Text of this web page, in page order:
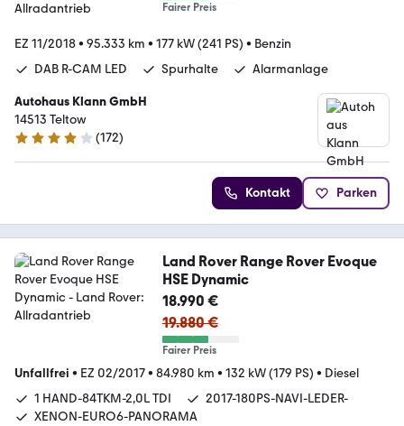
Fairer Preis
EZ 11/2018• 95.333 km • 177 kW (241 PS) • Benzin
DAB R-CAM LED
Spurhalte Alarmanlage
Autohaus Klann GmbH
14513 Teltow
4 Sterne
(172)
Kontakt Parken
Land Rover Range Rover Evoque
HSE Dynamic
18.990 €
19.880 €
Fairer Preis
Unfallfrei • EZ 02/2017• 84.980 km • 132 kW (179 PS) • Diesel
1 HAND-84TKM-2,0L TDI
2017-180PS-NAVI-LEDER-
XENON-EURO6-PANORAMA